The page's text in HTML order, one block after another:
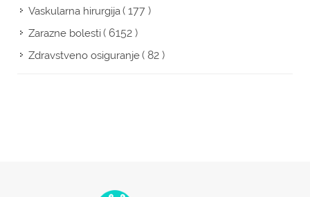
Vaskularna hirurgija( 177 )
Zarazne bolesti( 6152 )
Zdravstveno osiguranje( 82 )